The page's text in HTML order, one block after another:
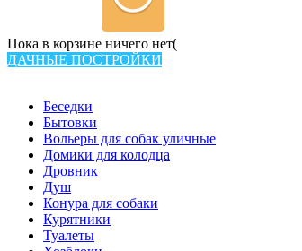
Пока в корзине ничего нет(
ДАЧНЫЕ ПОСТРОЙКИ
Беседки
Бытовки
Вольеры для собак уличные
Домики для колодца
Дровник
Душ
Конура для собаки
Курятники
Туалеты